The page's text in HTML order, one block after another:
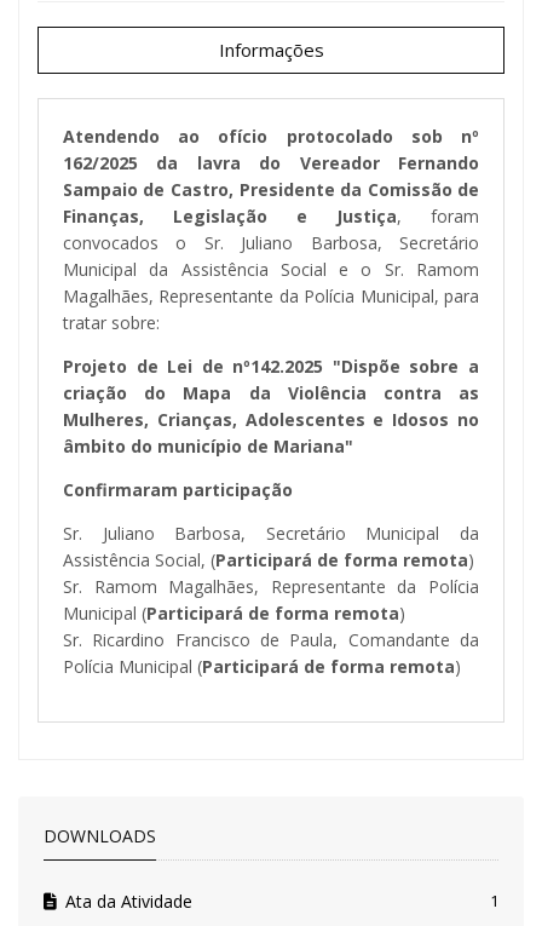
Informações
Atendendo ao ofício protocolado sob nº
162/2025 da lavra do Vereador Fernando
Sampaio de Castro, Presidente da Comissão de
Finanças, Legislação e Justiça, foram
convocados o Sr. Juliano Barbosa, Secretário
Municipal da Assistência Social e o Sr. Ramom
Magalhães, Representante da Polícia Municipal, para
tratar sobre:
Projeto de Lei de nº142.2025 "Dispõe sobre a
criação do Mapa da Violência contra as
Mulheres, Crianças, Adolescentes e Idosos no
âmbito do município de Mariana"
Confirmaram participação
Sr. Juliano Barbosa, Secretário Municipal da
Assistência Social, (Participará de forma remota)
Sr. Ramom Magalhães, Representante da Polícia
Municipal (Participará de forma remota)
Sr. Ricardino Francisco de Paula, Comandante da
Polícia Municipal (Participará de forma remota)
DOWNLOADS
Ata da Atividade 1